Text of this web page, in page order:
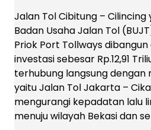
Jalan Tol Cibitung –
Badan Usaha Jalan Tol
Priok Port Tollways
investasi sebesar Rp.12,91
terhubung langsung dengan
yaitu Jalan Tol Jakarta –
mengurangi kepadatan lalu
menuju wilayah Bekasi dan